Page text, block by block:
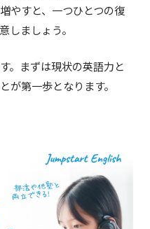
やすと、一つひとつの復
しましょう。
。まずは現状の英語力と
が第一歩となります。